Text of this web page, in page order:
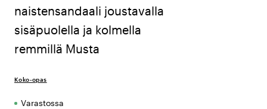
naistensandaali joustavalla
sisäpuolella ja kolmella
remmillä Musta
Koko-opas
Varastossa